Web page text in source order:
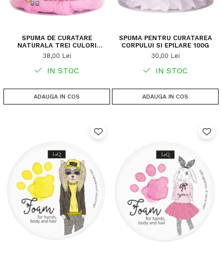
SPUMA DE CURATARE
NATURALA TREI CULORI
BUBBLE GUM 100 G
38,00 Lei
IN STOC
ADAUGA IN COS
SPUMA PENTRU CURATAREA
CORPULUI SI EPILARE 100G
30,00 Lei
IN STOC
ADAUGA IN COS